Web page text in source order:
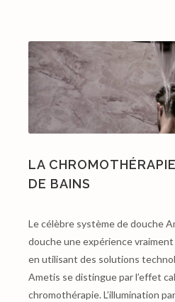
LA
DE BAINS
Le célèbre système de douche
douche une expérience
en utilisant des solutions
Ametis se distingue par l’effet
chromothérapie. L’illumination